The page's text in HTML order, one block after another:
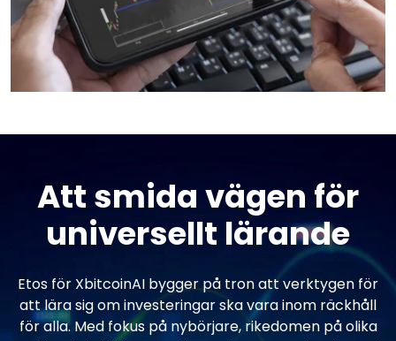
Att smida vägen för
universellt lärande
Etos för XbitcoinAI bygger på tron att verktygen för
att lära sig om investeringar ska vara inom räckhåll
för alla. Med fokus på nybörjare, rikedomen på olika